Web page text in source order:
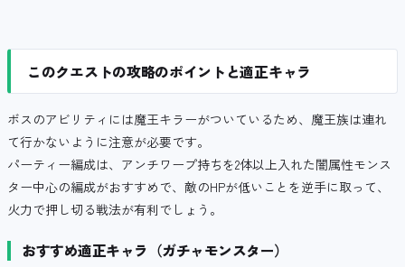
このクエストの攻略のポイントと適正キャラ
ボスのアビリティには魔王キラーがついているため、魔王族は連れ
て行かないように注意が必要です。
パーティー編成は、アンチワープ持ちを2体以上入れた闇属性モンス
ター中心の編成がおすすめで、敵のHPが低いことを逆手に取って、
火力で押し切る戦法が有利でしょう。
おすすめ適正キャラ（ガチャモンスター）